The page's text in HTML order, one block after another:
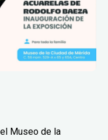
Museo de la